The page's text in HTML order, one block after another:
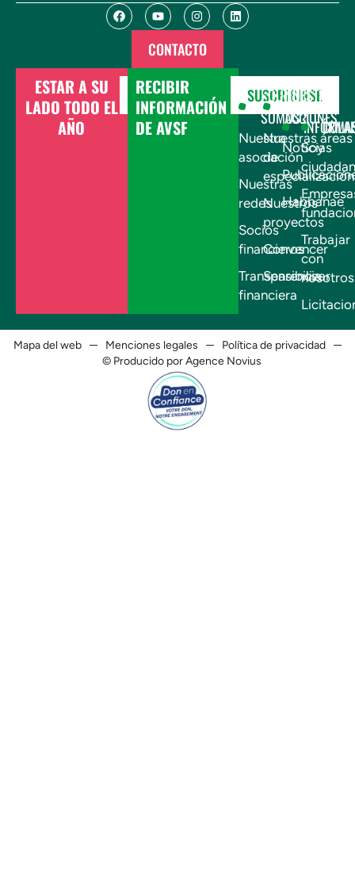
CONTACTO
ESTAR A SU
LADO TODO EL
AÑO
DONAR
RECIBIR
INFORMACIÓN
DE AVSF
SUSCRIBIRSE
¿QUIÉNES
SOMOS?
Nuestra
asociación
Nuestras
redes
Socios
financieros
Transparencia
financiera
NUESTRAS
ACCIONES
Nuestras áreas
de
especialización
Nuestros
proyectos
Convencer
Sensibilizar
Noticias
Habbanae
Soy
Trabajar
con
nosotros
Mapa del web Menciones legales
Política de privacidad
© Producido por Agence Novius